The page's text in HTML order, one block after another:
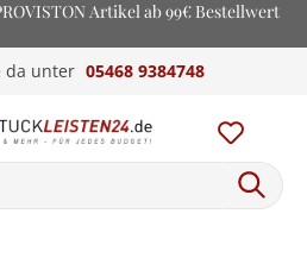
Artikel ab 99€ Bestellwert
da unter 05468 9384748